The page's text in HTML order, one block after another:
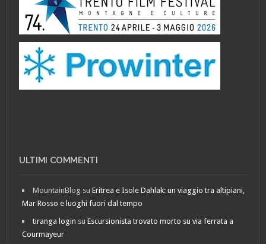
ULTIMI COMMENTI
MountainBlog suEritrea e Isole Dahlak: un viaggio tra altipiani,
Mar Rosso e luoghi fuori dal tempo
tiranga login suEscursionista trovato morto su via ferrata a
Courmayeur